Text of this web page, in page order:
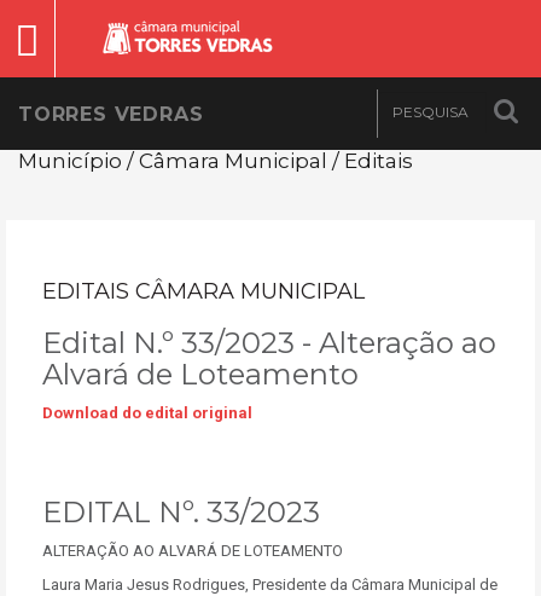
TORRES VEDRAS
Município / Câmara Municipal / Editais
EDITAIS CÂMARA MUNICIPAL
Edital N.º 33/2023 - Alteração ao
Alvará de Loteamento
Download do edital original
EDITAL Nº. 33/2023
ALTERAÇÃO AO ALVARÁ DE LOTEAMENTO
Laura Maria Jesus Rodrigues, Presidente da Câmara Municipal de